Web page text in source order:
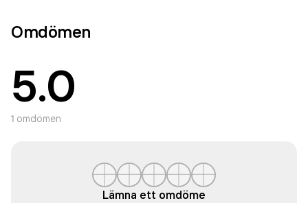
Omdömen
5.0
1 omdömen
Lämna ett omdöme